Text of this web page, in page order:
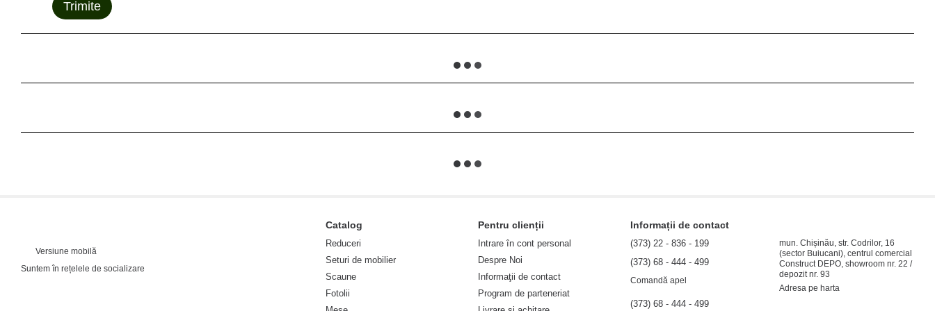
Trimite
Versiune mobilă
Suntem în rețelele de socializare
Catalog
Reduceri
Seturi de mobilier
Scaune
Fotolii
Pentru clienții
Intrare în cont personal
Despre Noi
Informaţii de contact
Program de parteneriat
Informații de contact
(373) 22 - 836 - 199
(373) 68 - 444 - 499
Comandă apel
(373) 68 - 444 - 499
mun. Chișinău, str. Codrilor, 16
(sector Buiucani), centrul comercial
Construct DEPO, showroom nr. 22 /
depozit nr. 93
Adresa pe harta